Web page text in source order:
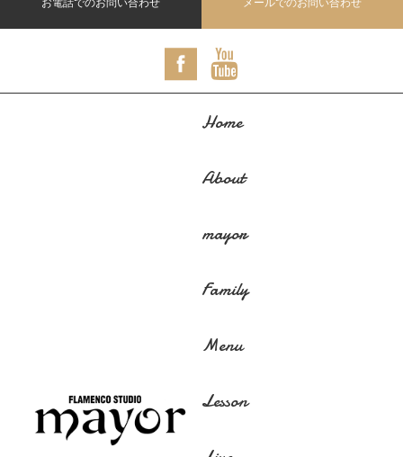
Home
About
mayor
Family
Menu
Lesson